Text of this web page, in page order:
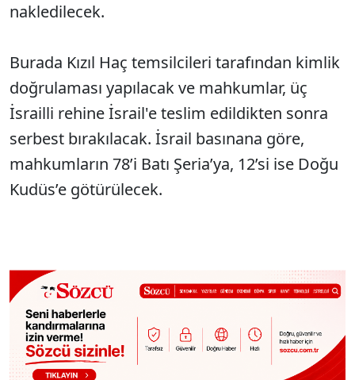
nakledilecek.
Burada Kızıl Haç temsilcileri tarafından kimlik
doğrulaması yapılacak ve mahkumlar, üç
İsrailli rehine İsrail'e teslim edildikten sonra
serbest bırakılacak. İsrail basınana göre,
mahkumların 78’i Batı Şeria’ya, 12’si ise Doğu
Kudüs’e götürülecek.